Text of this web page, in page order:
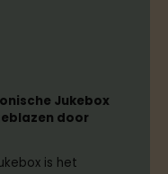
Jukebox
door
is het